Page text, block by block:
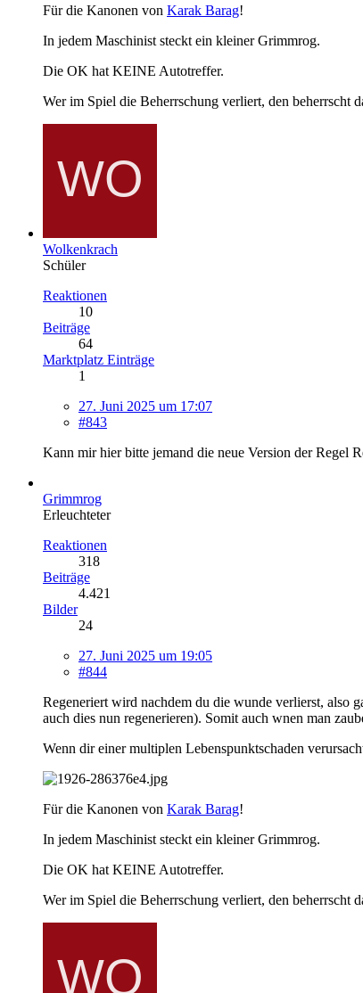
Für die Kanonen von Karak Barag!
In jedem Maschinist steckt ein kleiner Grimmrog.
Die OK hat KEINE Autotreffer.
Wer im Spiel die Beherrschung verliert, den beherrscht
Wolkenkrach
Schüler
Reaktionen
10
Beiträge
64
Marktplatz Einträge
1
27. Juni 2025 um 17:07
#843
Kann mir hier bitte jemand die neue Version der Regel
Grimmrog
Erleuchteter
Reaktionen
318
Beiträge
4.421
Bilder
24
27. Juni 2025 um 19:05
#844
Regeneriert wird nachdem du die wunde verlierst, also
auch dies nun regenerieren). Somit auch wnen man
Wenn dir einer multiplen Lebenspunktschaden
Für die Kanonen von Karak Barag!
In jedem Maschinist steckt ein kleiner Grimmrog.
Die OK hat KEINE Autotreffer.
Wer im Spiel die Beherrschung verliert, den beherrscht